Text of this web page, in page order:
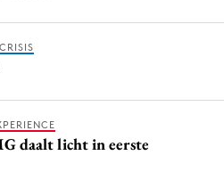
daalt licht in eerste